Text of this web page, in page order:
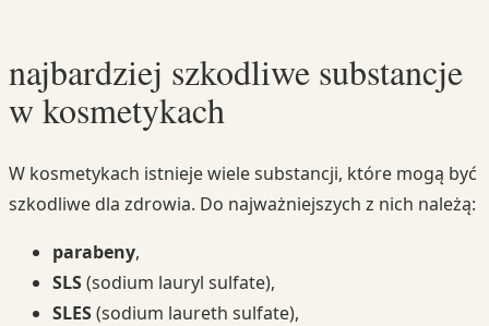
najbardziej szkodliwe substancje
w kosmetykach
W kosmetykach istnieje wiele substancji, które mogą być
szkodliwe dla zdrowia. Do najważniejszych z nich należą:
parabeny,
SLS(sodium lauryl sulfate),
SLES(sodium laureth sulfate),